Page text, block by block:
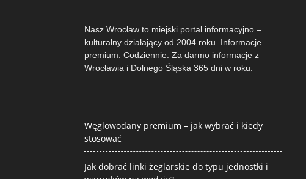
Nasz Wrocław to miejski portal informacyjno –
kulturalny działający od 2004 roku. Informacje
premium. Codziennie. Za darmo informacje z
Wrocławia i Dolnego Śląska 365 dni w roku.
Węglowodany premium – jak wybrać i kiedy
stosować
Jak dobrać linki żeglarskie do typu jednostki i